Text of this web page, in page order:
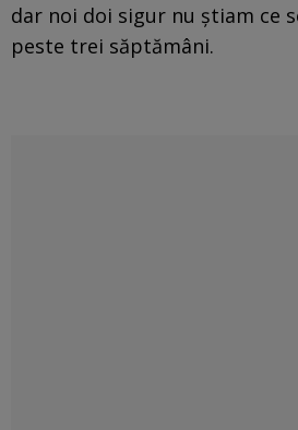
dar noi doi sigur nu ştiam ce
peste trei săptămâni.